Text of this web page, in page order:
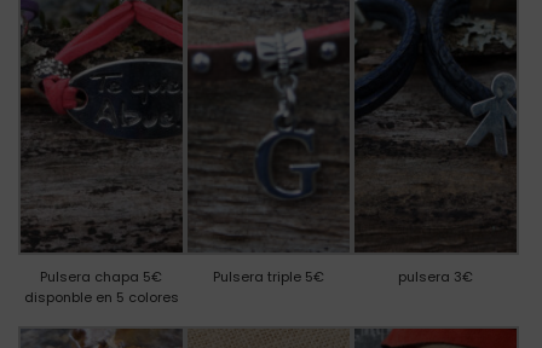
Pulsera chapa 5€
disponble en 5 colores
Pulsera triple 5€ pulsera 3€